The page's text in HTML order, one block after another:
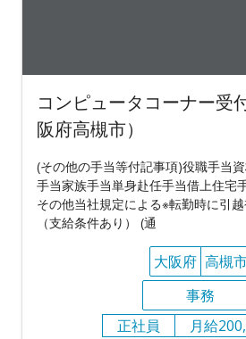
コンピュータコーナー受
阪府高槻市）
(その他の手当等付記事項)役職手当
手当家族手当単身赴任手当借上住宅
その他当社規定による※転勤時に引
（支給条件あり） (通
大阪府 高槻
事務
正社員
月給